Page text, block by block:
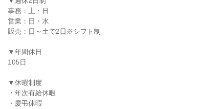
事務：土・日
営業：日・水
販売：日～土で2日※シフト制
▼年間休日
105日
▼休暇制度
・年次有給休暇
・慶弔休暇